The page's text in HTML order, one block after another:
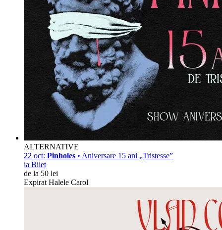
ALTERNATIVE
22 oct: Pinholes • Aniversare 15 ani „Tristesse”
ia Bilet
de la 50 lei
Expirat Halele Carol